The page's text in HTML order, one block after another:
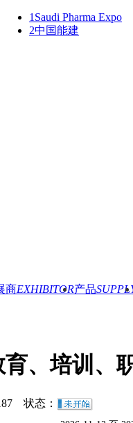
1 Saudi Pharma Expo
2中国能建
商EXHIBITOR产品
育、培训、
状态：